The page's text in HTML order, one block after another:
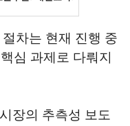
차는 현재 진행 중
심 과제로 다뤄지
장의 추측성 보도